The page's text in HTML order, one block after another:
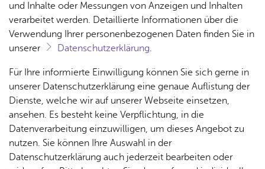
Über­sicht Bür­ger & Stadt
Rat­
haus &
Bür­
ger­
ser­vice
Rat­
häu­ser
Nach­
rich­
ten,
Vi­de­os
& Bil­
der
Me­di­
Jobs
Stel­
len­an­
ge­bo­te
Aus­bil­
dung &
Stu­di­
Bauen
& Um­
welt
Geo­
da­ten
Ge­
sund­
heit &
kum
Ter­min spei­chern
Ver­an­stal­tung dru­cken
Vor­le­sen
Ber­li­ner Stadt­mu­si­kan­ten,
Teil 2
Don­ners­tag, 22. Fe­bru­ar 2018
und Inhalte oder Messungen von Anzeigen und Inhalten
verarbeitet werden. Detaillierte Informationen über die
Verwendung Ihrer personenbezogenen Daten finden Sie in
unserer
Datenschutzerklärung.
Für Ihre informierte Einwilligung können Sie sich gerne in
unserer Datenschutzerklärung eine genaue Auflistung der
Dienste, welche wir auf unserer Webseite einsetzen,
ansehen. Es besteht keine Verpflichtung, in die
Datenverarbeitung einzuwilligen, um dieses Angebot zu
nutzen. Sie können Ihre Auswahl in der
Datenschutzerklärung auch jederzeit bearbeiten oder